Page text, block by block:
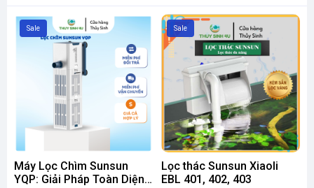
Sale
Máy Lọc Chìm Sunsun
YQP: Giải Pháp Toàn Diện
Sale
Lọc thác Sunsun Xiaoli
EBL 401, 402, 403